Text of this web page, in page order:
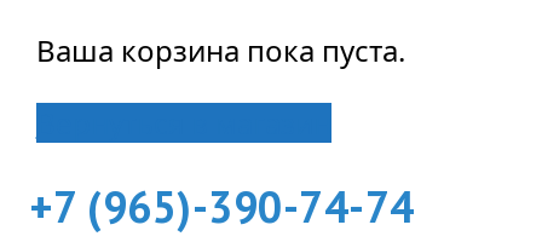
Ваша корзина пока пуста.
+7 (965)-390-74-74